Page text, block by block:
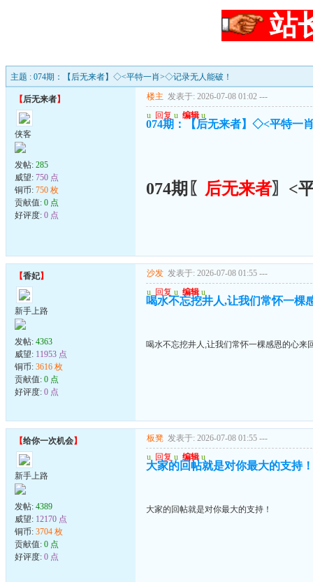
站
主题 : 074期：【后无来者】◇<平特一肖>◇记录无人能破！
【后无来者】
侠客
发帖: 285
威望: 750 点
铜币: 750 枚
贡献值: 0 点
好评度: 0 点
楼主 发表于: 2026-07-08 01:02 ---
u 回复 u 编辑 u
074期：【后无来者】◇<平特一
074期〖 后无来者〗<
【香妃】
新手上路
发帖: 4363
威望: 11953 点
铜币: 3616 枚
贡献值: 0 点
好评度: 0 点
沙发 发表于: 2026-07-08 01:55 ---
u 回复 u 编辑 u
喝水不忘挖井人,让我们常怀一棵
喝水不忘挖井人,让我们常怀一棵感恩的心来
【给你一次机会】
新手上路
发帖: 4389
威望: 12170 点
铜币: 3704 枚
贡献值: 0 点
好评度: 0 点
板凳 发表于: 2026-07-08 01:55 ---
u 回复 u 编辑 u
大家的回帖就是对你最大的支持！
大家的回帖就是对你最大的支持！